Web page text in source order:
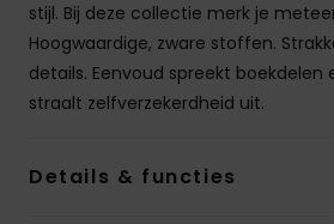
stijl. Bij deze collectie merk je
Hoogwaardige, zware stoffen.
details. Eenvoud spreekt boekdelen
straalt zelfverzekerdheid uit.
Details & functies